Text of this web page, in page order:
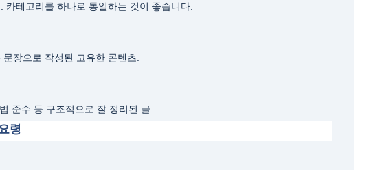
테고리를 하나로 통일하는 것이 좋습니다.
장으로 작성된 고유한 콘텐츠.
준수 등 구조적으로 잘 정리된 글.
령